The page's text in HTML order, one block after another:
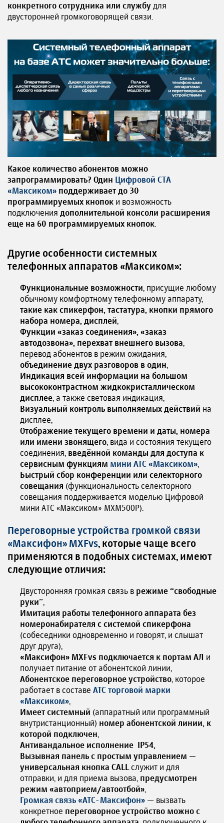
конкретного сотрудника или службу для
двусторонней громкоговорящей связи.
Какое количество абонентов можно
запрограммировать? Один Цифровой СТА
«Максиком» поддерживает до 30
программируемых кнопок и возможность
подключения дополнительной консоли расширения
еще на 60 программируемых кнопок
Другие особенности системных
телефонных аппаратов «Максиком»:
Функциональные возможности, присущие любому
обычному комфортному телефонному аппарату,
такие как спикерфон, тастатура, кнопки прямого
набора номера, дисплей,
Функции «заказ соединения», «заказ
автодозвона», перехват внешнего вызова,
перевод абонентов в режим ожидания,
объединение двух разговоров в один,
Индикация всей информации на большом
высококонтрастном жидкокристаллическом
дисплее, а также световая индикация,
Визуальный контроль выполняемых действий на
дисплее,
Отображение текущего времени и даты, номера
или имени звонящего, вида и состояния текущего
соединения, введённой команды для доступа к
сервисным функциям мини АТС «Максиком»,
Быстрый сбор конференции или селекторного
совещания (функциональность селекторного
совещания поддерживается моделью Цифровой
мини АТС «Максиком» MXM500P).
Переговорные устройства громкой связи
«Максифон» MXFvs, которые чаще всего
применяются в подобных системах, имеют
следующие отличия:
Двусторонняя громкая связь в режиме “свободные
руки”,
Имитация работы телефонного аппарата без
номеронабирателя с системой спикерфона
(собеседники одновременно и говорят, и слышат
друг друга),
«Максифон» MXFvs подключается к портам АЛ и
получает питание от абонентской линии,
Абонентское переговорное устройство, которое
работает в составе АТС торговой марки
«Максиком»,
Имеет системный (аппаратный или программный
внутристанционный) номер абонентской линии, к
которой подключен,
Антивандальное исполнение IP54,
Вызывная панель с простым управлением —
универсальная кнопка CALLслужит и для
отправки, и для приема вызова, предусмотрен
режим «автоприем/автоотбой»,
Громкая связь «АТС-Максифон» — вызвать
конкретное переговорное устройство можно с